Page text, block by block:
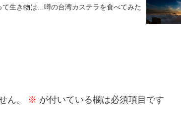
て生き物は…噂の台湾カステラを食べてみた
ん。 ※ が付いている欄は必須項目です